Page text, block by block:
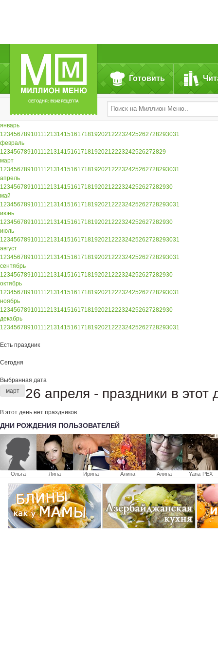
СЕГОДНЯ: 39142 РЕЦЕПТА
Готовить
январь
12345678910111213141516171819202122232425262728293031
февраль
1234567891011121314151617181920212223242526272829
март
12345678910111213141516171819202122232425262728293031
апрель
123456789101112131415161718192021222324252627282930
май
12345678910111213141516171819202122232425262728293031
июнь
123456789101112131415161718192021222324252627282930
июль
12345678910111213141516171819202122232425262728293031
август
12345678910111213141516171819202122232425262728293031
сентябрь
123456789101112131415161718192021222324252627282930
октябрь
12345678910111213141516171819202122232425262728293031
ноябрь
123456789101112131415161718192021222324252627282930
декабрь
12345678910111213141516171819202122232425262728293031
Есть праздник
Сегодня
Выбранная дата
март
26 апреля - праздники в этот
В этот день нет праздников
ДНИ РОЖДЕНИЯ ПОЛЬЗОВАТЕЛЕЙ
Ольга
Лина
Ирина
Алина
Алина
Yana-PEX